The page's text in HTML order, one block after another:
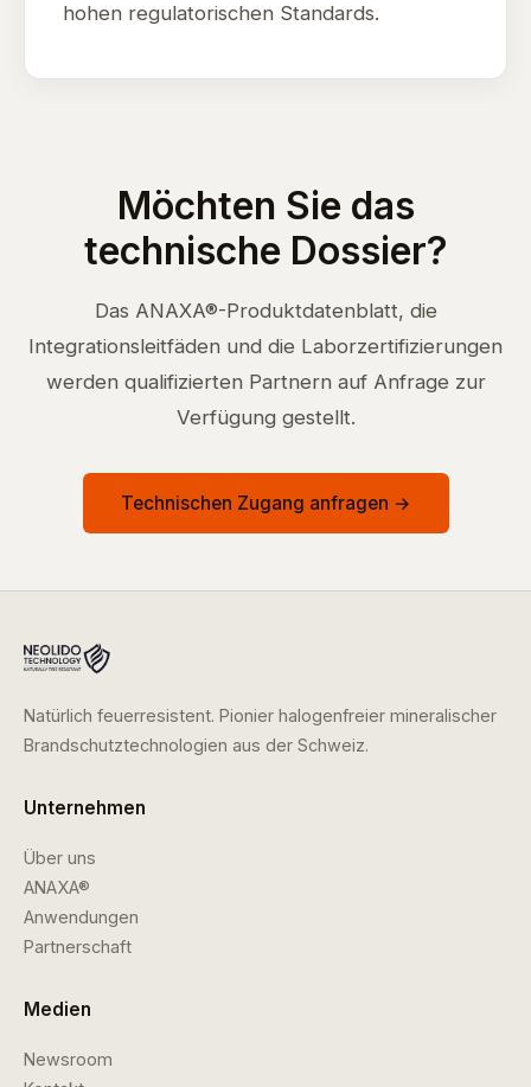
hohen regulatorischen Standards.
Möchten Sie das
technische Dossier?
Das ANAXA®-Produktdatenblatt, die
Integrationsleitfäden und die Laborzertifizierungen
werden qualifizierten Partnern auf Anfrage zur
Verfügung gestellt.
Technischen Zugang anfragen →
Natürlich feuerresistent. Pionier halogenfreier mineralischer
Brandschutztechnologien aus der Schweiz.
Unternehmen
Über uns
ANAXA®
Anwendungen
Partnerschaft
Medien
Newsroom